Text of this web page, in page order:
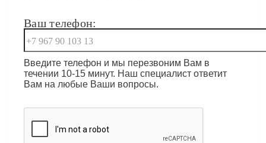
Ваш телефон:
Введите телефон и мы перезвоним Вам в
течении 10-15 минут. Наш специалист ответит
Вам на любые Ваши вопросы.